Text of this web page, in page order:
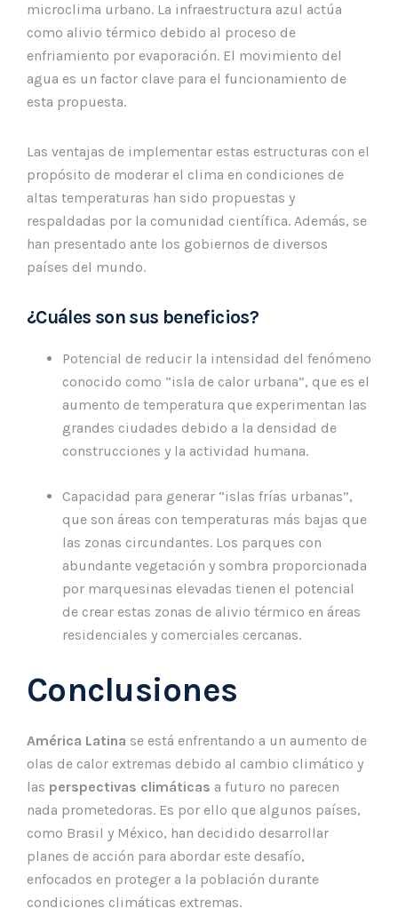
microclima urbano. La infraestructura azul actúa
como alivio térmico debido al proceso de
enfriamiento por evaporación. El movimiento del
agua es un factor clave para el funcionamiento de
esta propuesta.
Las ventajas de implementar estas estructuras con el
propósito de moderar el clima en condiciones de
altas temperaturas han sido propuestas y
respaldadas por la comunidad científica. Además, se
han presentado ante los gobiernos de diversos
países del mundo.
¿Cuáles son sus beneficios?
Potencial de reducir la intensidad del fenómeno
conocido como “isla de calor urbana”, que es el
aumento de temperatura que experimentan las
grandes ciudades debido a la densidad de
construcciones y la actividad humana.
Capacidad para generar “islas frías urbanas”,
que son áreas con temperaturas más bajas que
las zonas circundantes. Los parques con
abundante vegetación y sombra proporcionada
por marquesinas elevadas tienen el potencial
de crear estas zonas de alivio térmico en áreas
residenciales y comerciales cercanas.
Conclusiones
América Latina se está enfrentando a un aumento de
olas de calor extremas debido al cambio climático y
las perspectivas climáticas a futuro no parecen
nada prometedoras. Es por ello que algunos países,
como Brasil y México, han decidido desarrollar
planes de acción para abordar este desafío,
enfocados en proteger a la población durante
condiciones climáticas extremas.